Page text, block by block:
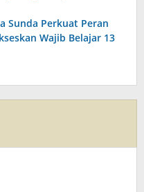
Sunda Perkuat Peran
Wajib Belajar 13